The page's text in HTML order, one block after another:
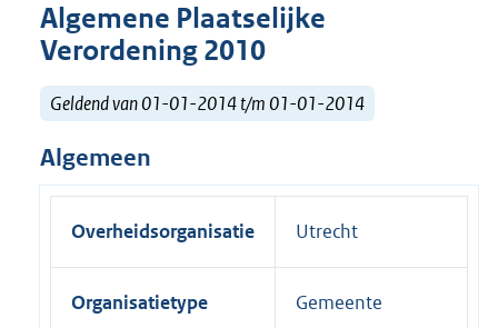
Algemene Plaatselijke
Verordening 2010
Geldend van 01-01-2014 t/m 01-01-2014
Algemeen
Overheidsorganisatie Utrecht
Organisatietype Gemeente